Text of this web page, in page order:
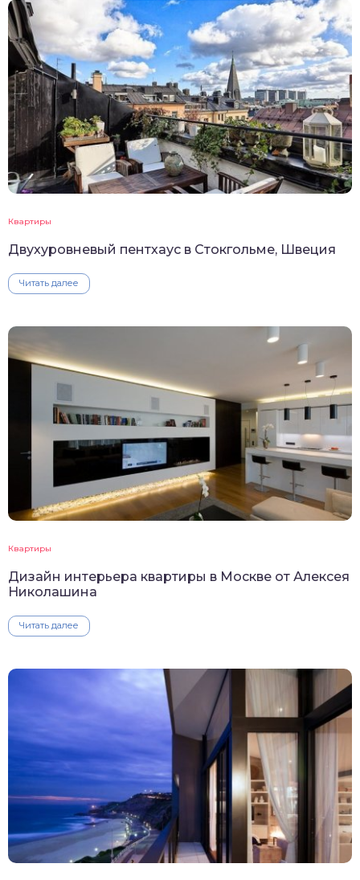
Квартиры
Двухуровневый пентхаус в Стокгольме, Швеция
Читать далее
Квартиры
Дизайн интерьера квартиры в Москве от Алексея
Николашина
Читать далее